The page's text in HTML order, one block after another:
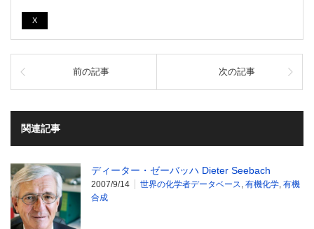
X
前の記事 次の記事
関連記事
ディーター・ゼーバッハ Dieter Seebach
2007/9/14 世界の化学者データベース, 有機化学, 有機
合成